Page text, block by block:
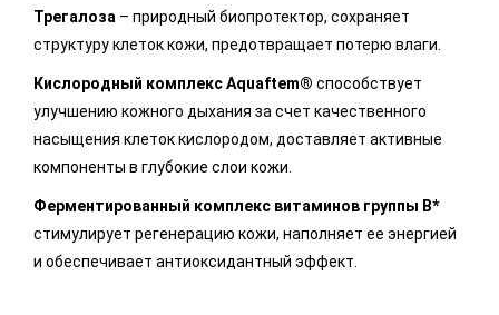
Трегалоза – природный биопротектор, сохраняет
структуру клеток кожи, предотвращает потерю влаги.
Кислородный комплекс Aquaftem® способствует
улучшению кожного дыхания за счет качественного
насыщения клеток кислородом, доставляет активные
компоненты в глубокие слои кожи.
Ферментированный комплекс витаминов группы B*
стимулирует регенерацию кожи, наполняет ее энергией
и обеспечивает антиоксидантный эффект.